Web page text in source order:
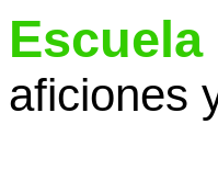
aficiones